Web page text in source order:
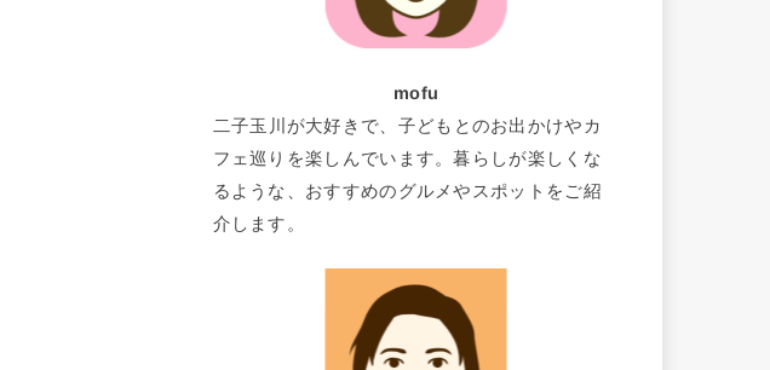
mofu
二子玉川が大好きで、子どもとのお出かけやカ
フェ巡りを楽しんでいます。暮らしが楽しくな
るような、おすすめのグルメやスポットをご紹
介します。